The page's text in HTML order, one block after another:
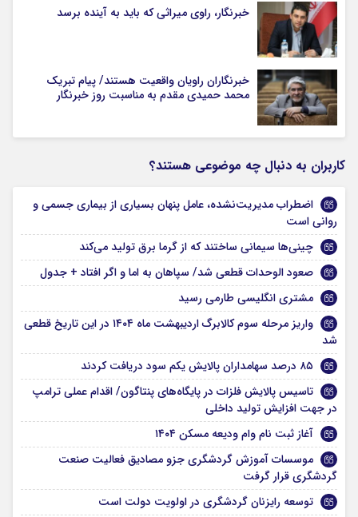
خبرنگار، راوی میراثی که باید به آینده برسد
خبرنگاران راویان واقعیت هستند/ پیام تبریک
محمد حمیدی مقدم به مناسبت روز خبرنگار
کاربران به دنبال چه موضوعی هستند؟
اضطراب مدیریت‌نشده، عامل پنهان بسیاری از بیماری جسمی و
روانی است
چینی‌ها سیمانی ساختند که از گرما برق تولید می‌کند
صعود الوحدات قطعی شد/ سپاهان به اما و اگر افتاد + جدول
مشتری انگلیسی طارمی رسید
واریز مرحله سوم کالابرگ اردیبهشت ماه ۱۴۰۴ در این تاریخ قطعی
شد
۸۵ درصد سهامداران پالایش یکم سود دریافت کردند
تاسیس پالایش فلزات در پایگاه‌های پنتاگون/ اقدام عملی ترامپ
در جهت افزایش تولید داخلی
آغاز ثبت نام وام ودیعه مسکن ۱۴۰۴
موسسات آموزش گردشگری جزو مصادیق فعالیت صنعت
گردشگری قرار گرفت
توسعه رایزنان گردشگری در اولویت دولت است